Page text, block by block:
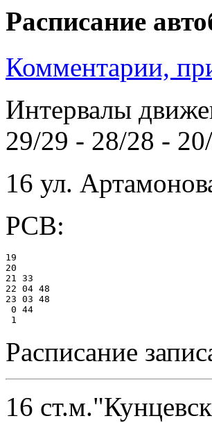
Расписание
Комментарии,
Интервалы
29/29 - 28/28 -
16 ул.
РСВ:
19
20
21 33
22 04 48
23 03 48
0 44
Расписание
16